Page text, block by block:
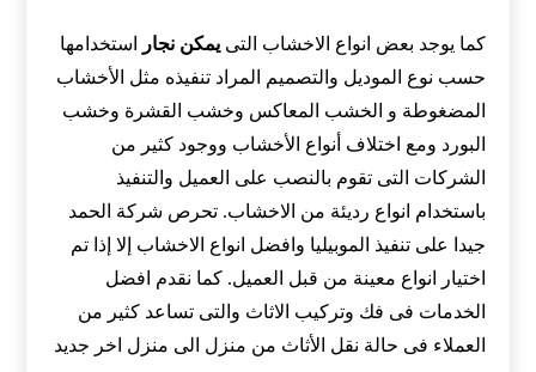
كما يوجد بعض انواع الاخشاب التىيمكن نجار
استخدامها
حسب نوع الموديل والتصميم المراد تنفيذه مثل الأخشاب
المضغوطة و الخشب المعاكس وخشب القشرة وخشب
البورد ومع اختلاف أنواع الأخشاب ووجود كثير من
الشركات التى تقوم بالنصب على العميل والتنفيذ
باستخدام انواع رديئة من الاخشاب. تحرص شركة الحمد
جيدا على تنفيذ الموبيليا وافضل انواع الاخشاب إلا إذا تم
اختيار انواع معينة من قبل العميل. كما نقدم افضل
الخدمات فى فك وتركيب الاثاث والتى تساعد كثير من
العملاء فى حالة نقل الأثاث من منزل الى منزل اخر جديد